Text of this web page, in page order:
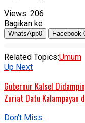
Views: 206
Bagikan ke
WhatsApp0 Facebook
Related Topics:Umum
Up Next
Gubernur Kalsel
Zuriat Datu Kalampayan
Don't Miss